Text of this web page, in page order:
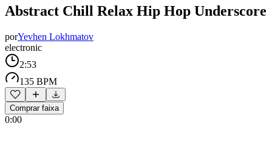
Abstract Chill Relax Hip Hop Underscore
porYevhen Lokhmatov
electronic
2:53
135 BPM
Comprar faixa
0:00